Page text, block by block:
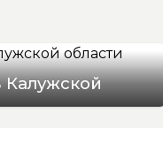
Калужской